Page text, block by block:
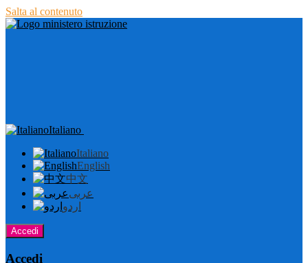
Salta al contenuto
Italiano
Italiano
English
中文
عربى
اردو
Accedi
Accedi